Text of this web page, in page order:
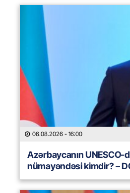
06.08.2026 - 16:00
Azərbaycanın UNESCO-
nümayəndəsi kimdir? –